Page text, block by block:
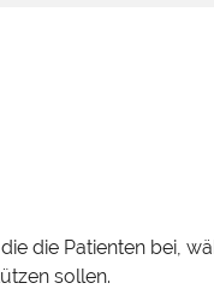
die Patienten bei,
sollen.